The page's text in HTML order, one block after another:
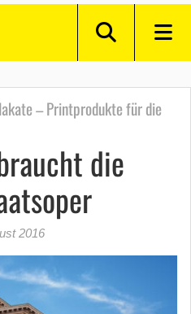
– Printprodukte für die
die
2016